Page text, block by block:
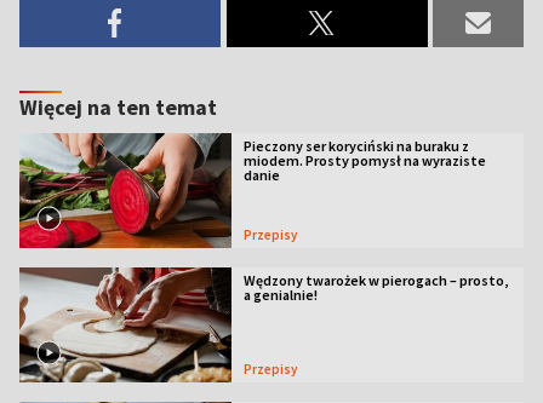
Więcej na ten temat
Pieczony ser koryciński na buraku z
miodem. Prosty pomysł na wyraziste
danie
Przepisy
Wędzony twarożek w pierogach – prosto,
a genialnie!
Przepisy